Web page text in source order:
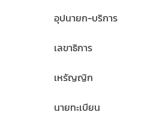
อุปนายก-บริการ
เลขาธิการ
เหรัญญิก
นายทะเบียน